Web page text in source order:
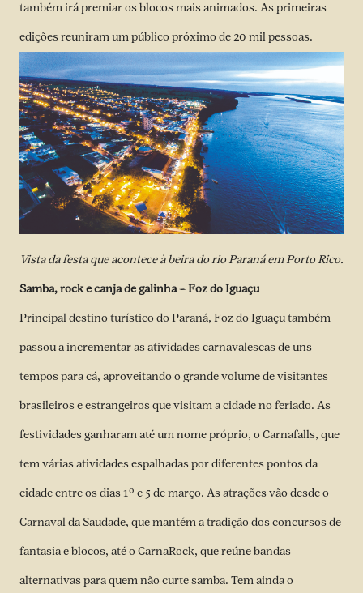
também irá premiar os blocos mais animados. As primeiras
edições reuniram um público próximo de 20 mil pessoas.
Vista da festa que acontece à beira do rio Paraná em Porto Rico.
Samba, rock e canja de galinha – Foz do Iguaçu
Principal destino turístico do Paraná, Foz do Iguaçu também
passou a incrementar as atividades carnavalescas de uns
tempos para cá, aproveitando o grande volume de visitantes
brasileiros e estrangeiros que visitam a cidade no feriado. As
festividades ganharam até um nome próprio, o Carnafalls, que
tem várias atividades espalhadas por diferentes pontos da
cidade entre os dias 1º e 5 de março. As atrações vão desde o
Carnaval da Saudade, que mantém a tradição dos concursos de
fantasia e blocos, até o CarnaRock, que reúne bandas
alternativas para quem não curte samba. Tem ainda o